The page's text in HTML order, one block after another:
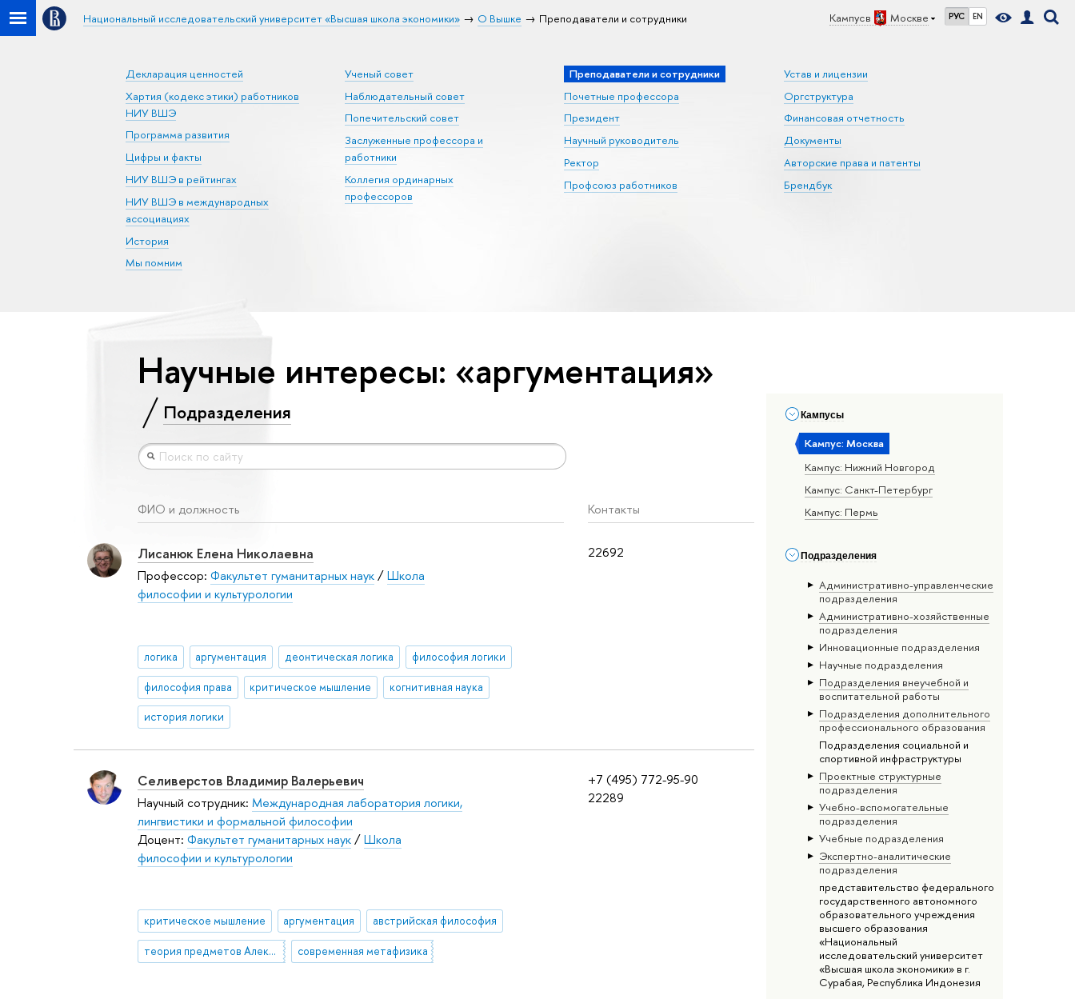
Кампус в Москве РУС EN
Национальный исследовательский университет «Высшая школа экономики» О Вышке Преподаватели и сотрудники
Декларация ценностей
Хартия (кодекс этики) работников
НИУ ВШЭ
Программа развития
Цифры и факты
НИУ ВШЭ в рейтингах
НИУ ВШЭ в международных
ассоциациях
История
Мы помним
Ученый совет
Наблюдательный совет
Попечительский совет
Заслуженные профессора и
работники
Коллегия ординарных
профессоров
Преподаватели и сотрудники
Почетные профессора
Президент
Научный руководитель
Ректор
Профсоюз работников
Устав и лицензии
Оргструктура
Финансовая отчетность
Документы
Авторские права и патенты
Брендбук
Кампусы
Кампус: Москва
Кампус: Нижний Новгород
Кампус: Санкт-Петербург
Кампус: Пермь
Подразделения
Административно-управленческие
подразделения
Административно-хозяйственные
подразделения
Инновационные подразделения
Научные подразделения
Подразделения внеучебной и
воспитательной работы
Подразделения дополнительного
профессионального образования
Подразделения социальной и
спортивной инфраструктуры
Проектные структурные
подразделения
Учебно-вспомогательные
подразделения
Учебные подразделения
Экспертно-аналитические
подразделения
представительство федерального
государственного автономного
образовательного учреждения
высшего образования
«Национальный
исследовательский университет
«Высшая школа экономики» в г.
Сурабая, Республика Индонезия
Научные интересы: «аргументация»
Подразделения
ФИО и должность Контакты
22692
Лисанюк Елена Николаевна
Профессор: Факультет гуманитарных наук/Школа
философии и культурологии
логика аргументация деонтическая логика философия логики
философия права критическое мышление когнитивная наука
история логики
+7 (495) 772-95-90
22289
Селиверстов Владимир Валерьевич
Научный сотрудник: Международная лаборатория логики,
лингвистики и формальной философии
Доцент: Факультет гуманитарных наук/Школа
философии и культурологии
критическое мышление аргументация австрийская философия
теория предметов Алексиуса Майнонга современная метафизика